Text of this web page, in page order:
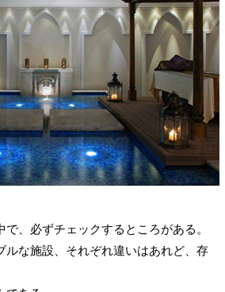
、必ずチェックするところがある。
ルな施設、それぞれ違いはあれど、存